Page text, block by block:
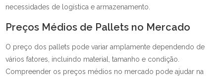
necessidades de logística e armazenamento.
Preços Médios de Pallets no Mercado
O preço dos pallets pode variar amplamente dependendo de
vários fatores, incluindo material, tamanho e condição.
Compreender os preços médios no mercado pode ajudar na